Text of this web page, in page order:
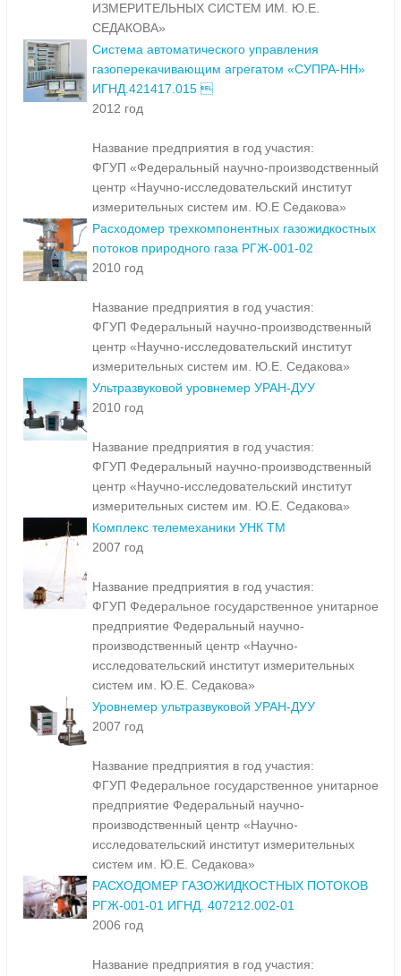
ИЗМЕРИТЕЛЬНЫХ СИСТЕМ ИМ. Ю.Е.
СЕДАКОВА»
Система автоматического управления
газоперекачивающим агрегатом «СУПРА-НН»
ИГНД.421417.015 
2012 год
Название предприятия в год участия:
ФГУП «Федеральный научно-производственный
центр «Научно-исследовательский институт
измерительных систем им. Ю.Е Седакова»
Расходомер трехкомпонентных газожидкостных
потоков природного газа РГЖ-001-02
2010 год
Название предприятия в год участия:
ФГУП Федеральный научно-производственный
центр «Научно-исследовательский институт
измерительных систем им. Ю.Е. Седакова»
Ультразвуковой уровнемер УРАН-ДУУ
2010 год
Название предприятия в год участия:
ФГУП Федеральный научно-производственный
центр «Научно-исследовательский институт
измерительных систем им. Ю.Е. Седакова»
Комплекс телемеханики УНК ТМ
2007 год
Название предприятия в год участия:
ФГУП Федеральное государственное унитарное
предприятие Федеральный научно-
производственный центр «Научно-
исследовательский институт измерительных
систем им. Ю.Е. Седакова»
Уровнемер ультразвуковой УРАН-ДУУ
2007 год
Название предприятия в год участия:
ФГУП Федеральное государственное унитарное
предприятие Федеральный научно-
производственный центр «Научно-
исследовательский институт измерительных
систем им. Ю.Е. Седакова»
РАСХОДОМЕР ГАЗОЖИДКОСТНЫХ ПОТОКОВ
РГЖ-001-01 ИГНД. 407212.002-01
2006 год
Название предприятия в год участия: